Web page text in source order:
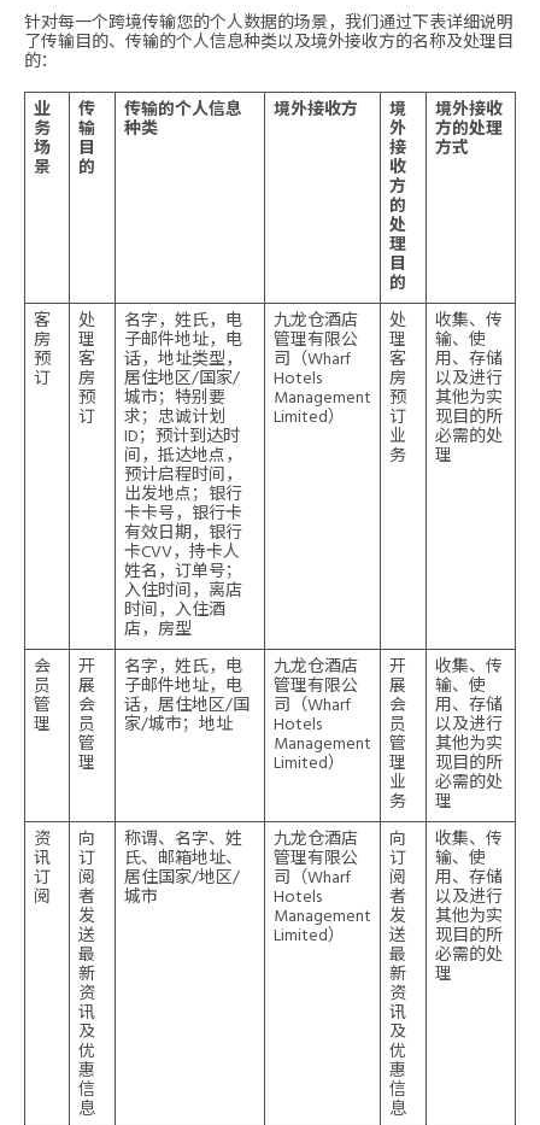
针对每一个跨境传输您的个人数据的场景，我们通过下表详细说明
了传输目的、传输的个人信息种类以及境外接收方的名称及处理目
的：
业
务
场
景
传
输
目
的
传输的个人信息
种类
境外接收方 境
外
接
收
方
的
处
理
目
的
境外接收
方的处理
方式
客
房
预
订
处
理
客
房
预
订
名字，姓氏，电
子邮件地址，电
话，地址类型，
居住地区/国家/
城市；特别要
求；忠诚计划
ID；预计到达时
间，抵达地点，
预计启程时间，
出发地点；银行
卡卡号，银行卡
有效日期，银行
卡CVV，持卡人
姓名，订单号；
入住时间，离店
时间，入住酒
店，房型
九龙仓酒店
管理有限公
司（Wharf
Hotels
Management
Limited）
处
理
客
房
预
订
业
务
收集、传
输、使
用、存储
以及进行
其他为实
现目的所
必需的处
理
会
员
管
理
开
展
会
员
管
理
名字，姓氏，电
子邮件地址，电
话，居住地区/国
家/城市；地址
九龙仓酒店
管理有限公
司（Wharf
Hotels
Management
Limited）
开
展
会
员
管
理
业
务
收集、传
输、使
用、存储
以及进行
其他为实
现目的所
必需的处
理
资
讯
订
阅
向
订
阅
者
发
送
最
新
资
讯
及
优
惠
信
息
称谓、名字、姓
氏、邮箱地址、
居住国家/地区/
城市
九龙仓酒店
管理有限公
司（Wharf
Hotels
Management
Limited）
向
订
阅
者
发
送
最
新
资
讯
及
优
惠
信
息
收集、传
输、使
用、存储
以及进行
其他为实
现目的所
必需的处
理